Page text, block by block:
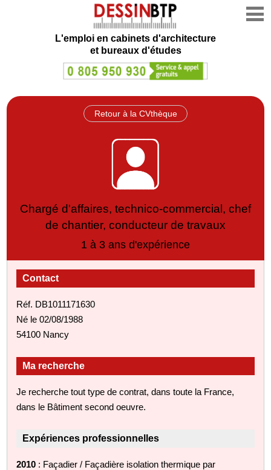
L'emploi en cabinets d'architecture
et bureaux d'études
Retour à la CVthèque
Chargé d'affaires, technico-commercial, chef
de chantier, conducteur de travaux
1 à 3 ans d'expérience
Contact
Réf. DB1011171630
Né le 02/08/1988
54100 Nancy
Ma recherche
Je recherche tout type de contrat, dans toute la France,
dans le Bâtiment second oeuvre.
Expériences professionnelles
2010 : Façadier / Façadière isolation thermique par